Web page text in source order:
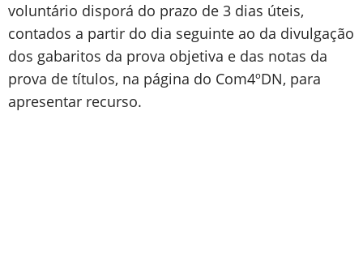
voluntário disporá do prazo de 3 dias úteis,
contados a partir do dia seguinte ao da divulgação
dos gabaritos da prova objetiva e das notas da
prova de títulos, na página do Com4ºDN, para
apresentar recurso.